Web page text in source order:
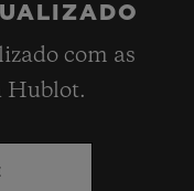
com as
Hublot.